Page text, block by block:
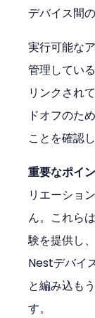
デバイス間
実行可能な
管理してい
リンクされ
ドオフのた
ことを確認
重要なポイ
リエーショ
ん。これら
験を提供し
Nestデバイ
と編み込も
す。